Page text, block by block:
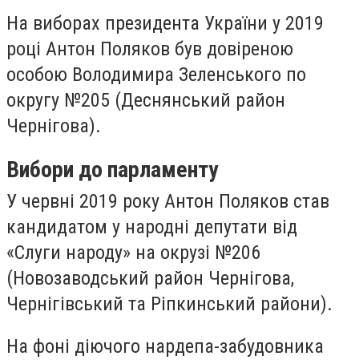
На виборах президента України у 2019
році Антон Поляков був довіреною
особою Володимира Зеленського по
округу №205 (Деснянський район
Чернігова).
Вибори до парламенту
У червні 2019 року Антон Поляков став
кандидатом у народні депутати від
«Слуги народу» на окрузі №206
(Новозаводський район Чернігова,
Чернігівський та Ріпкинський райони).
На фоні діючого нардепа-забудовника